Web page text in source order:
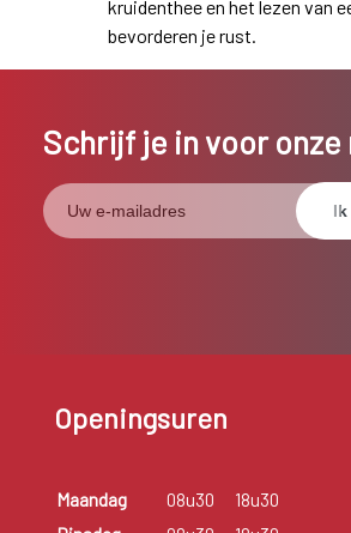
kruidenthee en het lezen van
bevorderen je rust.
Schrijf je in voor
Openingsuren
Maandag 08u30
18u30